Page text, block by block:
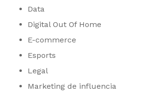
Data
Digital Out Of Home
E-commerce
Esports
Legal
Marketing de influencia